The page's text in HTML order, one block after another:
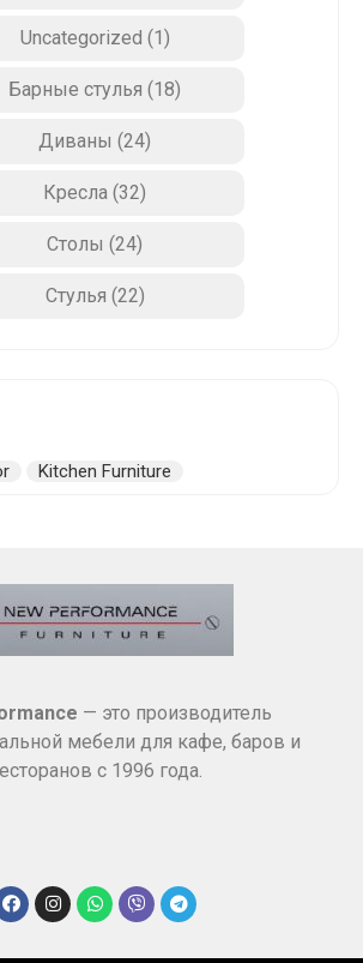
Uncategorized (1)
Барные стулья (18)
Диваны (24)
Кресла (32)
Столы (24)
Стулья (22)
Kitchen Furniture
— это производитель
мебели для кафе, баров и
с 1996 года.